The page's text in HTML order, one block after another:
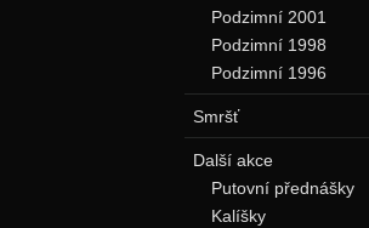
Podzimní 2001
Podzimní 1998
Podzimní 1996
Smršť
Další akce
Putovní přednášky
Kalíšky